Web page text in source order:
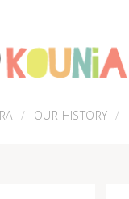
OUR HISTORY